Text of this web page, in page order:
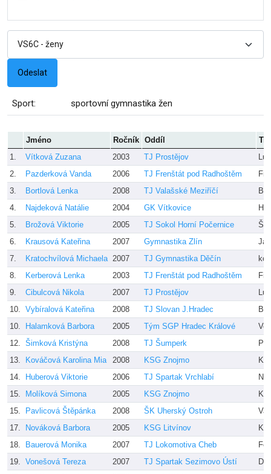
Sport: sportovní gymnastika žen
Jméno Ročník Oddíl
1.
Vítková Zuzana 2003 TJ Prostějov
2.
Pazderková Vanda 2006 TJ Frenštát pod Radhoštěm
3.
Bortlová Lenka 2008 TJ Valašské Meziříčí
4.
Najdeková Natálie 2004 GK Vítkovice
5.
Brožová Viktorie 2005 TJ Sokol Horní Počernice
6.
Krausová Kateřina 2007 Gymnastika Zlín
7.
Kratochvílová Michaela 2007 TJ Gymnastika Děčín
8.
Kerberová Lenka 2003 TJ Frenštát pod Radhoštěm
9.
Cibulcová Nikola 2007 TJ Prostějov
10. Vybíralová Kateřina 2008 TJ Slovan J.Hradec
10.
Halamková Barbora 2005 Tým SGP Hradec Králové
12. Šimková Kristýna 2008 TJ Šumperk
13.
Kováčová Karolina Mia 2008 KSG Znojmo
14.
Huberová Viktorie 2006 TJ Spartak Vrchlabí
15.
Molíková Simona 2005 KSG Znojmo
15.
Pavlicová Štěpánka 2008 ŠK Uherský Ostroh
17.
Nováková Barbora 2005 KSG Litvínov
18.
Bauerová Monika 2007 TJ Lokomotiva Cheb
19. Vonešová Tereza 2007 TJ Spartak Sezimovo Ústí